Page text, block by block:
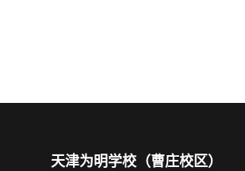
天津为明学校（曹庄校区）